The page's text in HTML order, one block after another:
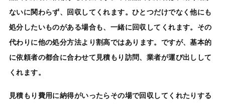
ないに関わらず、回収してくれます。ひとつだけでなく他にも
処分したいものがある場合も、一緒に回収してくれます。その
代わりに他の処分方法より割高ではあります。ですが、基本的
に依頼者の都合に合わせて見積もり訪問、業者が運び出しして
くれます。
見積もり費用に納得がいったらその場で回収してくれたりする